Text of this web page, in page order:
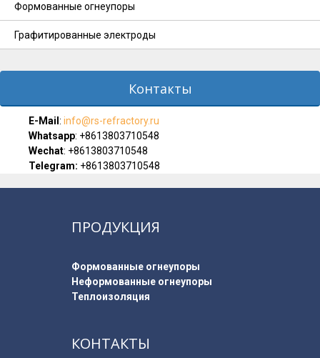
Формованные огнеупоры
Графитированные электроды
Контакты
E-Мail : info@rs-refractory.ru
Whatsapp: +8613803710548
Wechat: +8613803710548
Telegram: +8613803710548
ПРОДУКЦИЯ
Формованные огнеупоры
Неформованные огнеупоры
Теплоизоляция
КОНТАКТЫ